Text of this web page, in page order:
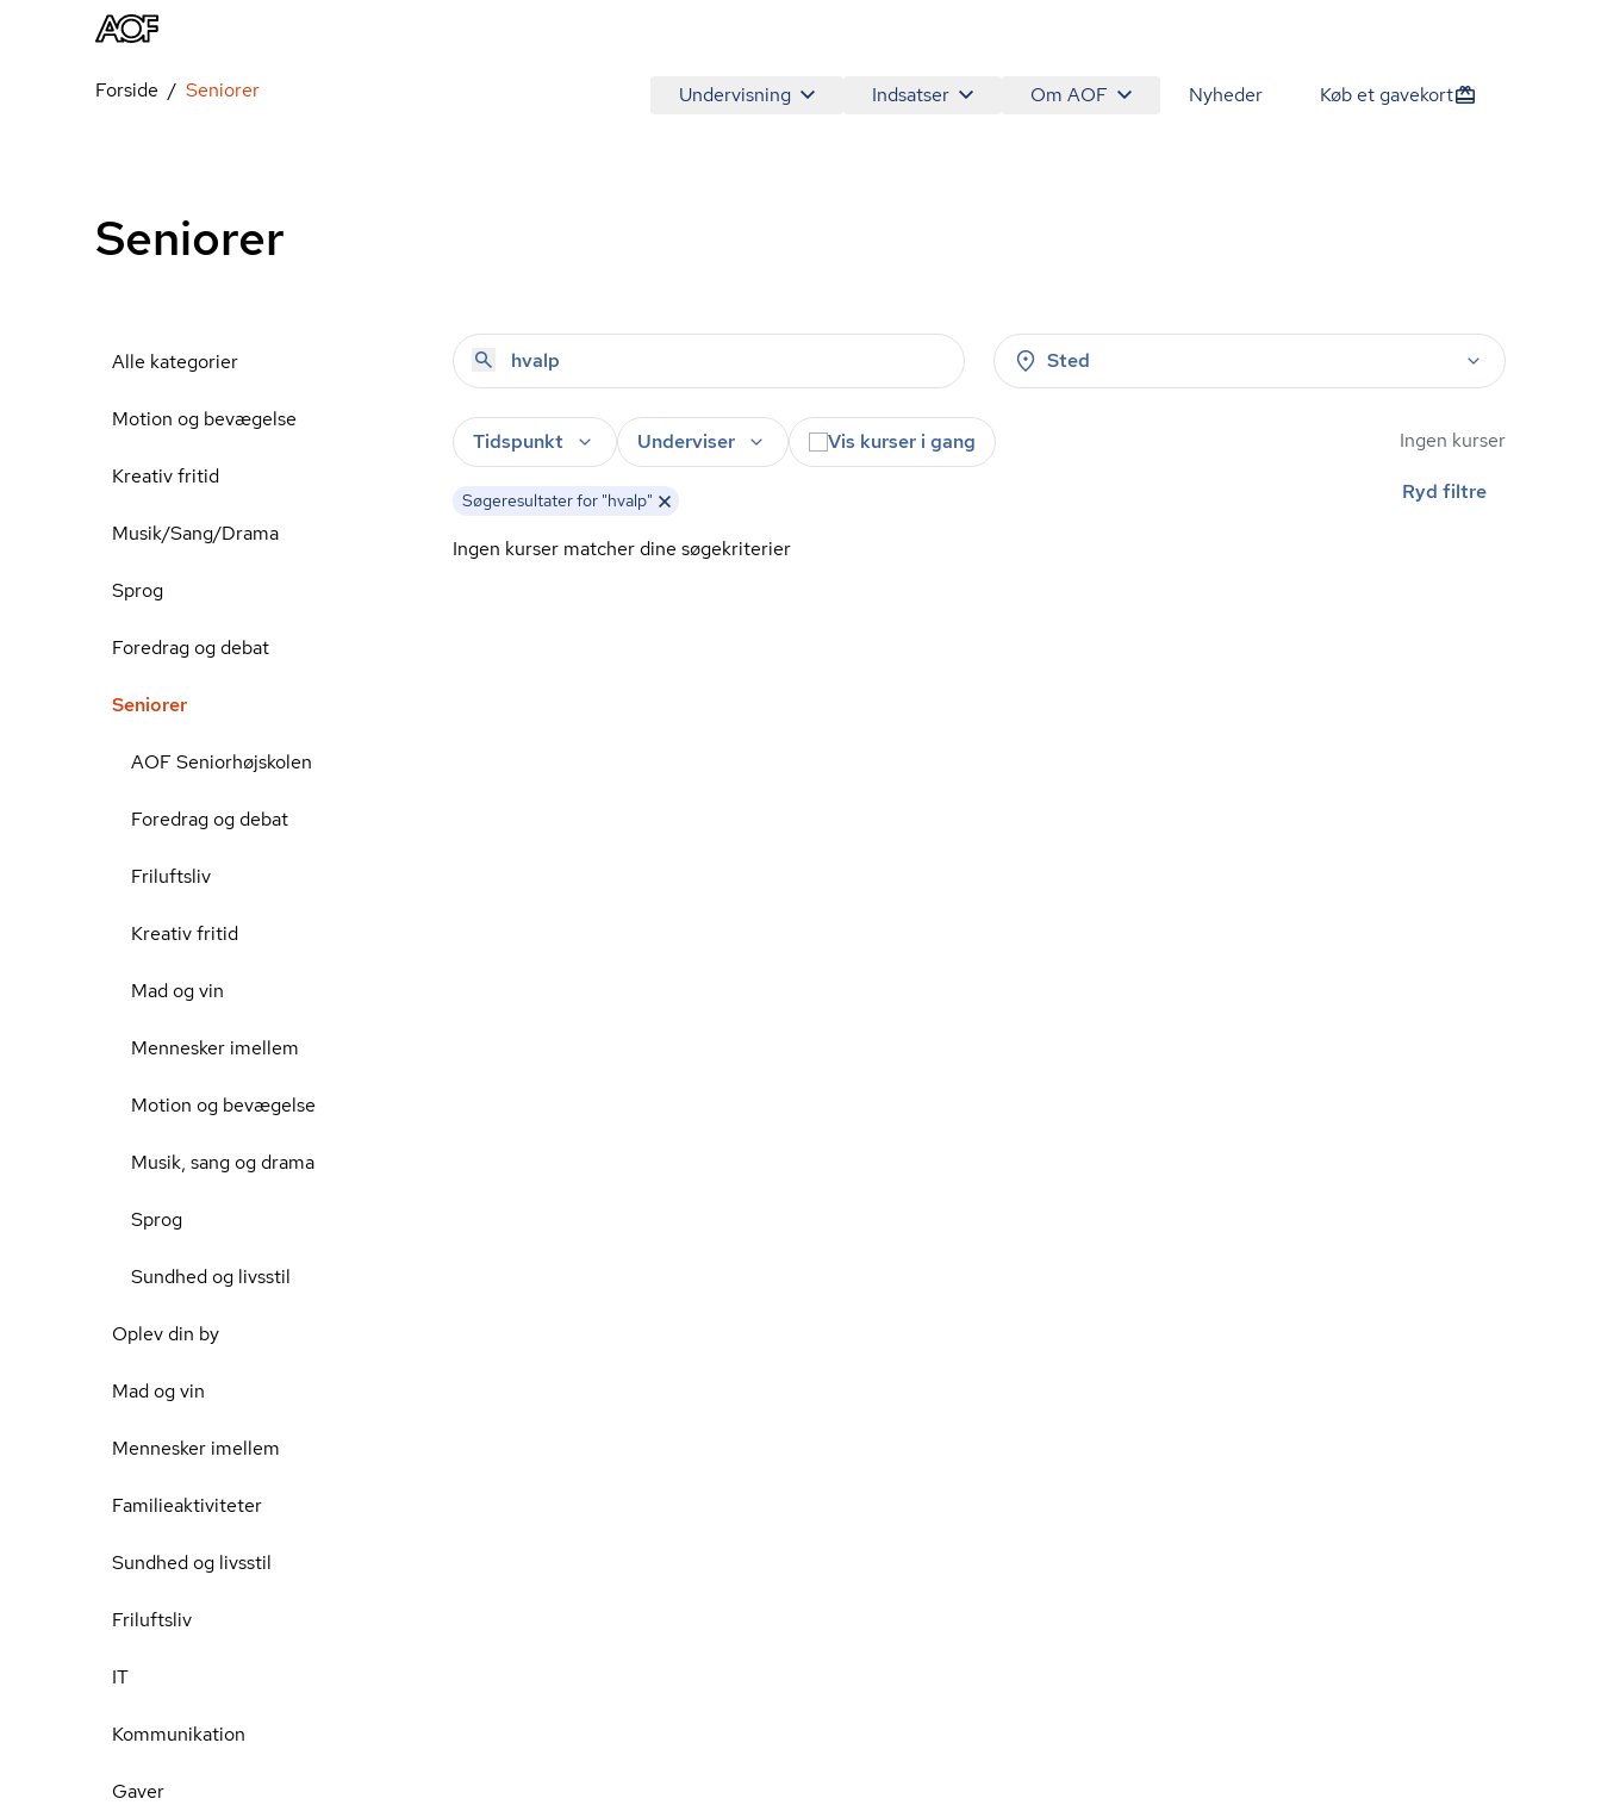
Undervisning Indsatser Om AOF Nyheder Køb et gavekort
Forside Seniorer
Seniorer
Alle kategorier
Motion og bevægelse
Kreativ fritid
Musik/Sang/Drama
Sprog
Foredrag og debat
Seniorer
AOF Seniorhøjskolen
Foredrag og debat
Friluftsliv
Kreativ fritid
Mad og vin
Mennesker imellem
Motion og bevægelse
Musik, sang og drama
Sprog
Sundhed og livsstil
Oplev din by
Mad og vin
Mennesker imellem
Familieaktiviteter
Sundhed og livsstil
Friluftsliv
IT
Kommunikation
Gaver
Sted
Tidspunkt Underviser Vis kurser i gang
Søgeresultater for "hvalp"
Ingen kurser
Ryd filtre
Ingen kurser matcher dine søgekriterier